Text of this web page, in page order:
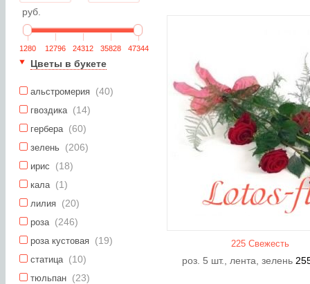
руб.
1280 12796 24312 35828 47344
Цветы в букете
альстромерия (40)
гвоздика (14)
гербера (60)
зелень (206)
ирис (18)
кала (1)
лилия (20)
роза (246)
роза кустовая (19)
статица (10)
тюльпан (23)
225 Свежесть
роз. 5 шт., лента, зелень